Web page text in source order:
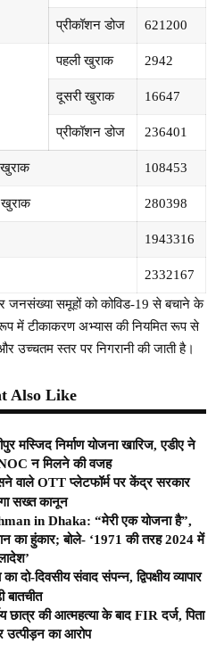
प्रीकॉशन डोज 621200
पहली खुराक 2942
दूसरी खुराक 16647
प्रीकॉशन डोज 236401
108453
280398
1943316
2332167
समूहों को कोविड-19 से बचाने के
में टीकाकरण अभ्यास की नियमित रूप से
उच्चतम स्तर पर निगरानी की जाती है।
Also Like
मस्जिद निर्माण योजना खारिज, एडीए ने
NOC न मिलने की वजह
वाले OTT प्लेटफॉर्म पर केंद्र सरकार
सख्त कानून
in Dhaka: “मेरी एक योजना है”,
का हुंकार; बोले- ‘1971 की तरह 2024 में
दो-दिवसीय संवाद संपन्न, द्विपक्षीय व्यापार
छात्र की आत्महत्या के बाद FIR दर्ज, पिता
उत्पीड़न का आरोप